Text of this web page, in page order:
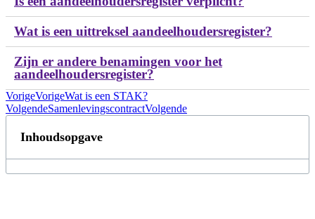
Wat is een uittreksel aandeelhoudersregister?
Zijn er andere benamingen voor het
aandeelhoudersregister?
VorigeVorigeWat is een STAK?
VolgendeSamenlevingscontractVolgende
Inhoudsopgave